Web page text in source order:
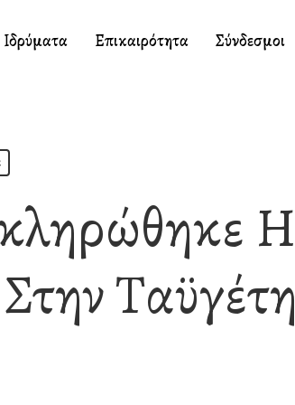
Ιδρύματα Επικαιρότητα Σύνδεσμοι
Η
Ταϋγέτη